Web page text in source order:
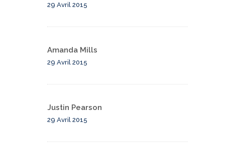
29 Avril 2015
Amanda Mills
29 Avril 2015
Justin Pearson
29 Avril 2015